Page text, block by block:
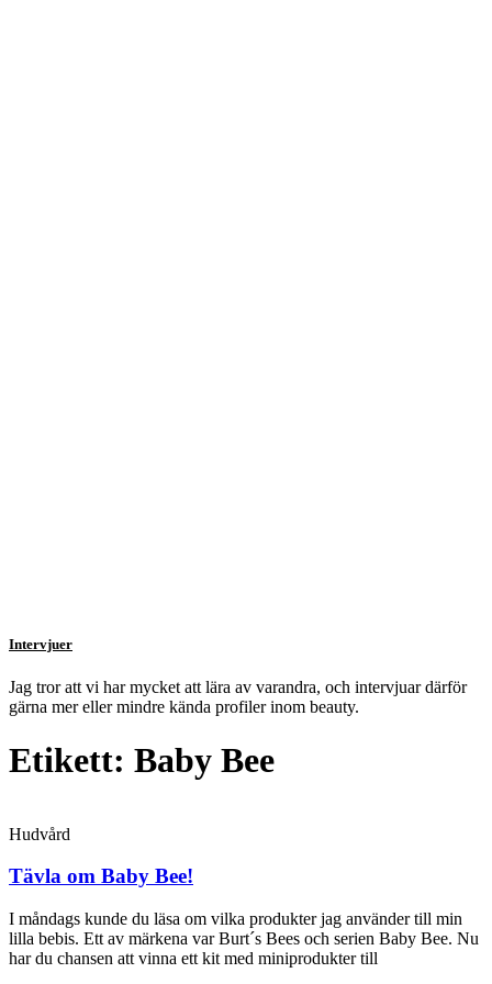
Intervjuer
Jag tror att vi har mycket att lära av varandra, och intervjuar därför
gärna mer eller mindre kända profiler inom beauty.
Etikett: Baby Bee
Hudvård
Tävla om Baby Bee!
I måndags kunde du läsa om vilka produkter jag använder till min
lilla bebis. Ett av märkena var Burt´s Bees och serien Baby Bee. Nu
har du chansen att vinna ett kit med miniprodukter till